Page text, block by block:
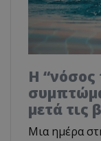
Η “νόσος
μετά τις
Μια ημέρα